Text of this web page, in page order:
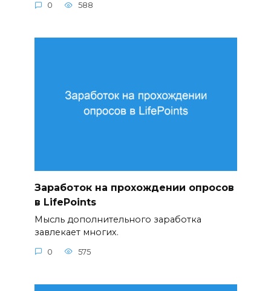
0 588
Заработок на прохождении опросов
в LifePoints
Мысль дополнительного заработка
завлекает многих.
0 575